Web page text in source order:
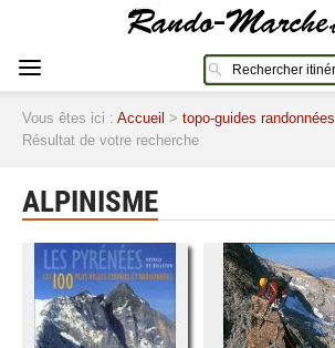
Vous êtes ici : Accueil > topo-guides randonnées
Résultat de votre recherche
ALPINISME